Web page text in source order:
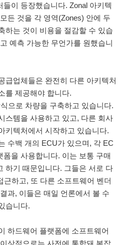
이 등장했습니다. Zonal 아키텍
든 것을 각 영역(Zones) 안에 두
하는 것이 비용을 절감할 수 있습
예측 가능한 무언가를 원했습니
급업체들은 완전히 다른 아키텍처
를 제공해야 합니다.
으로 차량을 구축하고 있습니다.
스템을 사용하고 있고, 다른 회사
키텍처에서 시작하고 있습니다.
수백 개의 ECU가 있으며, 각 EC
을 사용합니다. 이는 보통 구매
하기 때문입니다. 그들은 서로 다
근하고, 또 다른 소프트웨어 벤더
과, 이들은 매일 언론에서 볼 수
습니다.
하드웨어 플랫폼에 소프트웨어
상적으로는 사전에 통합돼 복잡